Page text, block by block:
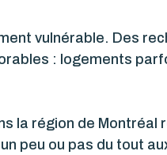
vulnérable. Des
: logements
région de Montréal
peu ou pas du tout